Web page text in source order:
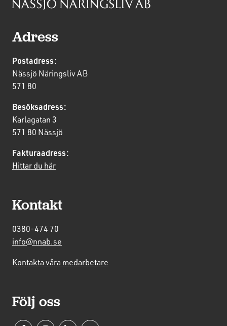
Adress
Postadress:
Nässjö Näringsliv AB
571 80
Besöksadress:
Karlagatan 3
571 80 Nässjö
Fakturaadress:
Hittar du här
Kontakt
0380-474 70
info@nnab.se
Kontakta våra medarbetare
Följ oss